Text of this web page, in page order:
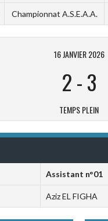
Championnat A.S.E.A.A.
16 JANVIER 2026
2-3
TEMPS PLEIN
Assistant n°01
Aziz EL FIGHA